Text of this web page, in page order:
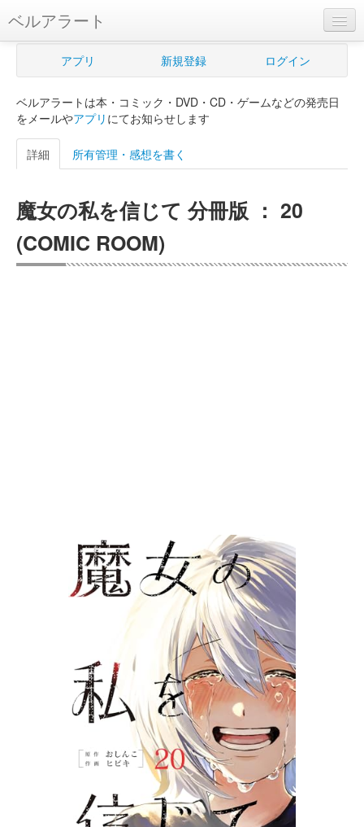
ベルアラート
ベルアラートとは
新規登録
ログイン
購入管理
Myシェルフ
アプリ 新規登録 ログイン
ベルアラートは本・コミック・DVD・CD・ゲームなどの発売日
をメールやアプリ にてお知らせします
詳細 所有管理・感想を書く
魔女の私を信じて 分冊版 ： 20
(COMIC ROOM)